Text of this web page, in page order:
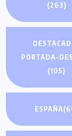
(263)
PORTADA-
(105)
ESPAÑA